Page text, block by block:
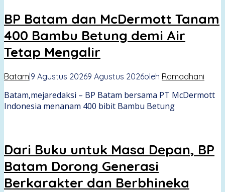
BP Batam dan McDermott Tanam
400 Bambu Betung demi Air
Tetap Mengalir
Batam|9 Agustus 20269 Agustus 2026oleh Ramadhani
Batam,mejaredaksi – BP Batam bersama PT McDermott
Indonesia menanam 400 bibit Bambu Betung
Dari Buku untuk Masa Depan, BP
Batam Dorong Generasi
Berkarakter dan Berbhineka